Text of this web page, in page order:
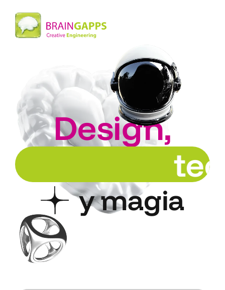
Design,
y magia